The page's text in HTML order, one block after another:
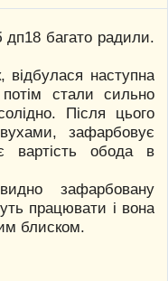
багато радили.
відбулася наступна
стали сильно
Після цього
зафарбовує
вартість обода в
зафарбовану
працювати і вона
блиском.